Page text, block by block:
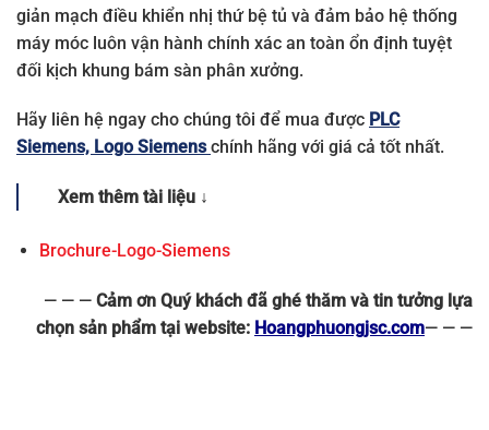
6EP3332-6SB00-0AY0 LOGO! Power 1P 24 VDC
6EP3333-6SB00-0AY0 LOGO! Power 1P 24 VDC
6EP3333-6SC00-0AY0 LOGO! Power 1P 24 VDC
6ED1052-1MD08-0BA2 LOGO! 12/24RCE Siemens
6ED1052-1FB08-0BA2
giản mạch điều khiển nhị thứ bệ tủ và đảm bảo hệ thống
máy móc luôn vận hành chính xác an toàn ổn định tuyệt
đối kịch khung bám sàn phân xưởng.
Hãy liên hệ ngay cho chúng tôi để mua được PLC
Siemens, Logo Siemens chính hãng với giá cả tốt nhất.
Xem thêm tài liệu ↓
Brochure-Logo-Siemens
— — — Cảm ơn Quý khách đã ghé thăm và tin tưởng lựa
chọn sản phẩm tại website: Hoangphuongjsc.com— — —